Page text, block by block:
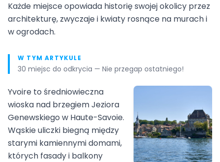
Każde miejsce opowiada historię swojej okolicy przez
architekturę, zwyczaje i kwiaty rosnące na murach i
w ogrodach.
W TYM ARTYKULE
30 miejsc do odkrycia — Nie przegap ostatniego!
Yvoire to średniowieczna
wioska nad brzegiem Jeziora
Genewskiego w Haute-Savoie.
Wąskie uliczki biegną między
starymi kamiennymi domami,
których fasady i balkony